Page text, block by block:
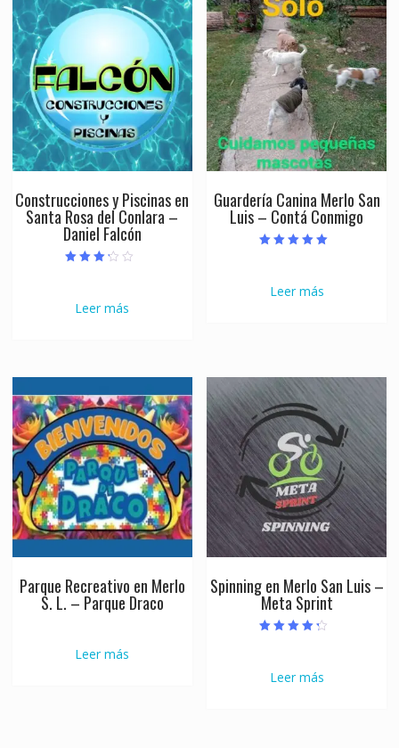
Construcciones y Piscinas en
Santa Rosa del Conlara –
Daniel Falcón
de 5
Leer más
Guardería Canina Merlo San
Luis – Contá Conmigo
Leer más
Parque Recreativo en Merlo
S. L. – Parque Draco
Leer más
Spinning en Merlo San Luis –
Meta Sprint
Leer más